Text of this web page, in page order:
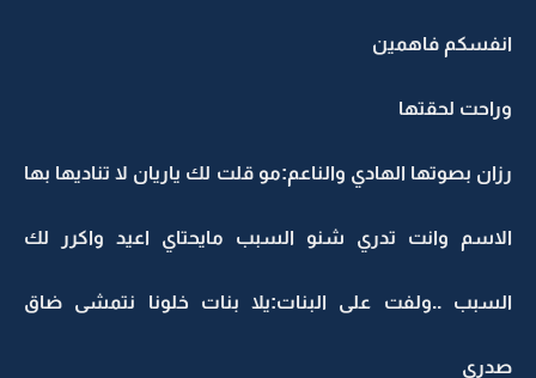
انفسكم فاهمين
وراحت لحقتها
رزان بصوتها الهادي والناعم:مو قلت لك ياريان لا تناديها بها
الاسم وانت تدري شنو السبب مايحتاي اعيد واكرر لك
السبب ..ولفت على البنات:يلا بنات خلونا نتمشى ضاق
صدري